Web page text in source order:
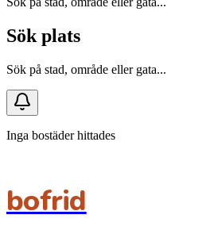
Sök plats
Sök på stad, område eller gata...
Inga bostäder hittades
bofrid